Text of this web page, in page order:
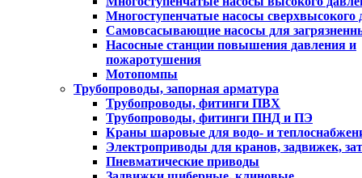
Многоступенчатые насосы сверхвысокого
Самовсасывающие насосы для
Насосные станции повышения давления и
пожаротушения
Мотопомпы
Трубопроводы, запорная арматура
Трубопроводы, фитинги ПВХ
Трубопроводы, фитинги ПНД и ПЭ
Краны шаровые для водо- и
Электроприводы для кранов, задвижек,
Пневматические приводы